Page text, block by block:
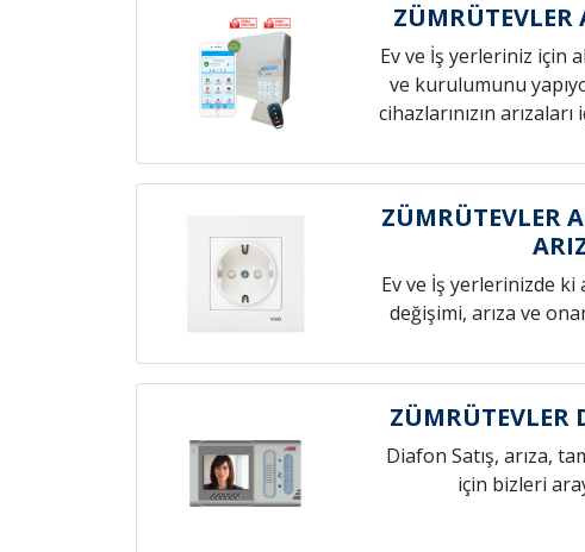
Ev ve İş yerleriniz için
ve kurulumunu
cihazlarınızın
ZÜMRÜTEVLER
Ev ve İş yerlerinizde
değişimi, arıza ve
ZÜMRÜTEVLER
Diafon Satış, arıza,
için bizleri